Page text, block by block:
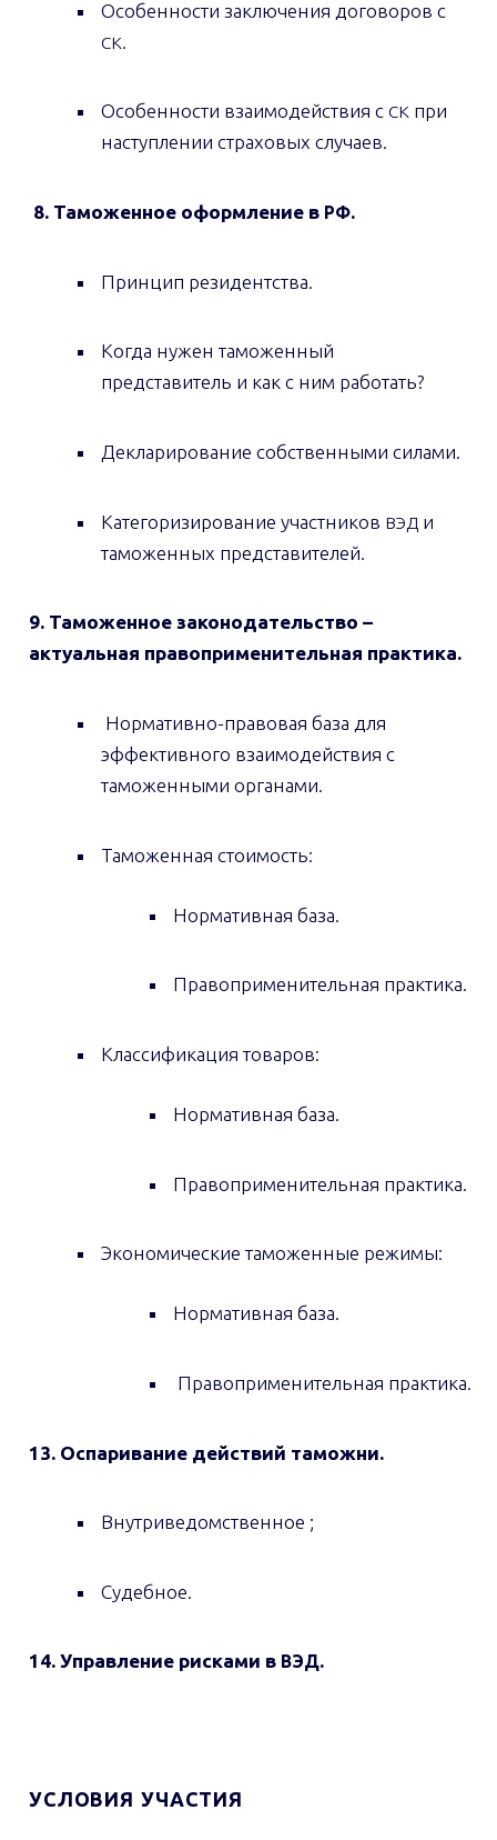
Особенности заключения договоров с
СК
Особенности взаимодействия с СК при
наступлении страховых случаев.
8. Таможенное оформление в РФ.
Принцип резидентства.
Когда нужен таможенный
представитель и как с ним работать?
Декларирование собственными силами.
Категоризирование участников ВЭД и
таможенных представителей.
9. Таможенное законодательство –
актуальная правоприменительная практика.
Нормативно-правовая база для
эффективного взаимодействия с
таможенными органами.
Таможенная стоимость:
Нормативная база.
Правоприменительная практика.
Классификация товаров:
Нормативная база.
Правоприменительная практика.
Экономические таможенные режимы:
Нормативная база.
Правоприменительная практика.
13. Оспаривание действий таможни.
Внутриведомственное ;
Судебное.
14. Управление рисками в ВЭД.
УСЛОВИЯ УЧАСТИЯ